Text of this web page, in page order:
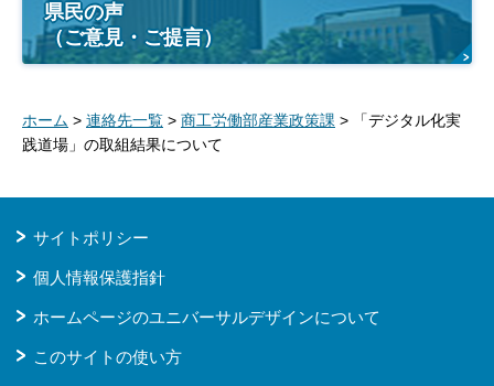
県民の声
（ご意見・ご提言）
ホーム > 連絡先一覧 > 商工労働部産業政策課 > 「デジタル化実
践道場」の取組結果について
サイトポリシー
個人情報保護指針
ホームページのユニバーサルデザインについて
このサイトの使い方